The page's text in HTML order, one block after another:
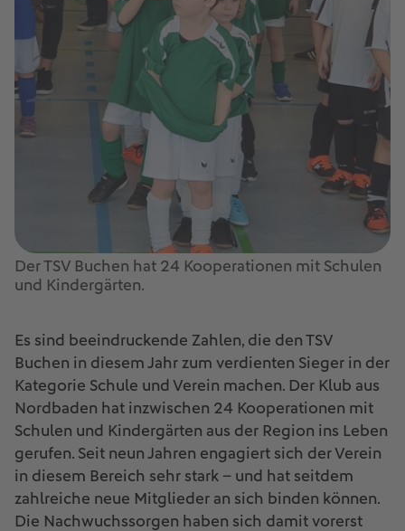
Der TSV Buchen hat 24 Kooperationen mit Schulen
und Kindergärten.
Es sind beeindruckende Zahlen, die den TSV
Buchen in diesem Jahr zum verdienten Sieger in der
Kategorie Schule und Verein machen. Der Klub aus
Nordbaden hat inzwischen 24 Kooperationen mit
Schulen und Kindergärten aus der Region ins Leben
gerufen. Seit neun Jahren engagiert sich der Verein
in diesem Bereich sehr stark – und hat seitdem
zahlreiche neue Mitglieder an sich binden können.
Die Nachwuchssorgen haben sich damit vorerst